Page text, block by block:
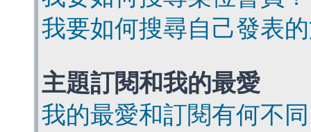
我要如何搜尋自己發表
主題訂閱和我的最愛
我的最愛和訂閱有何不